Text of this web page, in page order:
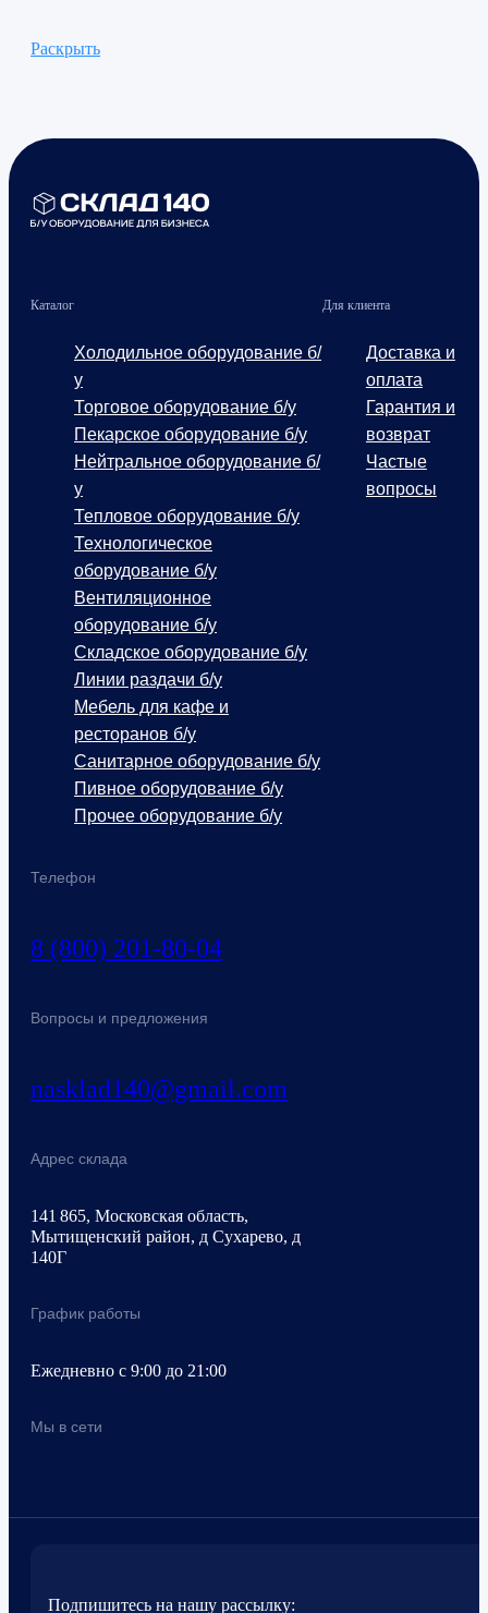
Раскрыть
Телефон
8 (800) 201-80-04
Вопросы и предложения
nasklad140@gmail.com
Адрес склада
141 865, Московская область,
Мытищенский район, д Сухарево, д
140Г
График работы
Ежедневно с 9:00 до 21:00
Мы в сети
Каталог
Холодильное оборудование б/
у
Торговое оборудование б/у
Пекарское оборудование б/у
Нейтральное оборудование б/
у
Тепловое оборудование б/у
Технологическое
оборудование б/у
Вентиляционное
оборудование б/у
Складское оборудование б/у
Линии раздачи б/у
Мебель для кафе и
ресторанов б/у
Санитарное оборудование б/у
Пивное оборудование б/у
Прочее оборудование б/у
Для клиента
Доставка и
оплата
Гарантия и
возврат
Частые
вопросы
Подпишитесь на нашу рассылку: